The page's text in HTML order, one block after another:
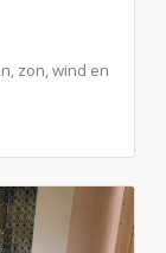
zon, wind en